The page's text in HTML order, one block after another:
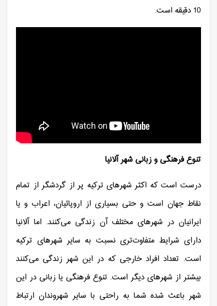
10 دقیقه است.
تنوع فرهنگی و زبانی شهر آلانیا
درست است که اکثر شهرهای ترکیه پر از گردشگر از تمام
نقاط جهان است و حتی بسیاری از اروپائیان، اعراب و یا
ایرانیان در شهرهای مختلف آن زندگی می‌کنند. اما آلانیا
دارای شرایط متفاوت‌تری نسبت به سایر شهرهای ترکیه
است. تعداد افراد خارجی که در این شهر زندگی می‌کنند
بیشتر از شهرهای دیگر است. تنوع فرهنگی یا زبانی در این
شهر باعث شده شما به راحتی با سایر شهروندان ارتباط